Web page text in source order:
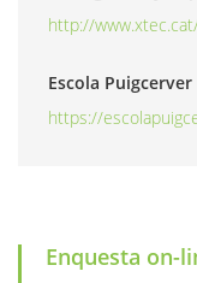
http://
Escola Puigcerver
https://
Enquesta on-